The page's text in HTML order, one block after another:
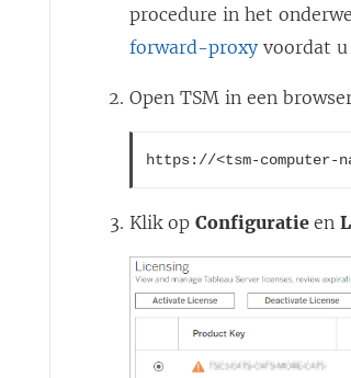
procedure in het
forward-proxy voordat u
Open TSM in een
https://<tsm-computer-
Klik opConfiguratieen